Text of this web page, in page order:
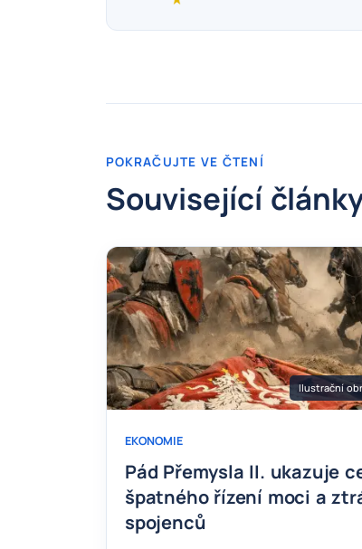
POKRAČUJTE VE ČTENÍ
Související
Ilustrační
EKONOMIE
Pád Přemysla II. ukazuje
špatného řízení moci a
spojenců